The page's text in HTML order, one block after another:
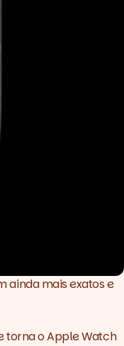
ainda mais exatos e
torna o Apple Watch